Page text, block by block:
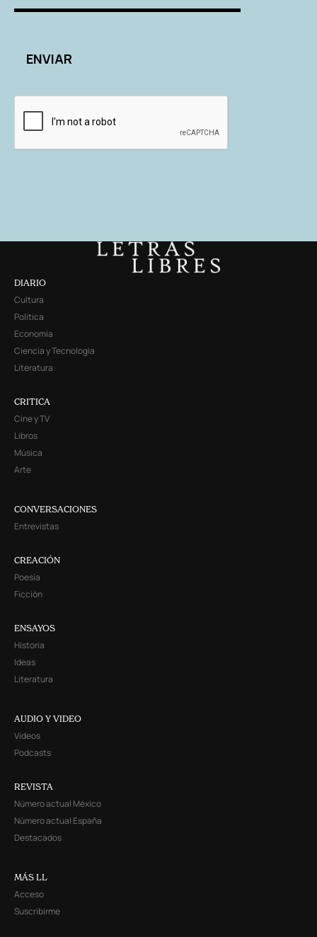
DIARIO
Cultura
Política
Economía
Ciencia y Tecnología
Literatura
CRITICA
Cine y TV
Libros
Música
Arte
CONVERSACIONES
Entrevistas
CREACIÓN
Poesía
Ficción
ENSAYOS
Historia
Ideas
Literatura
AUDIO Y VIDEO
Videos
Podcasts
REVISTA
Número actual México
Número actual España
Destacados
MÁS LL
Acceso
Suscribirme